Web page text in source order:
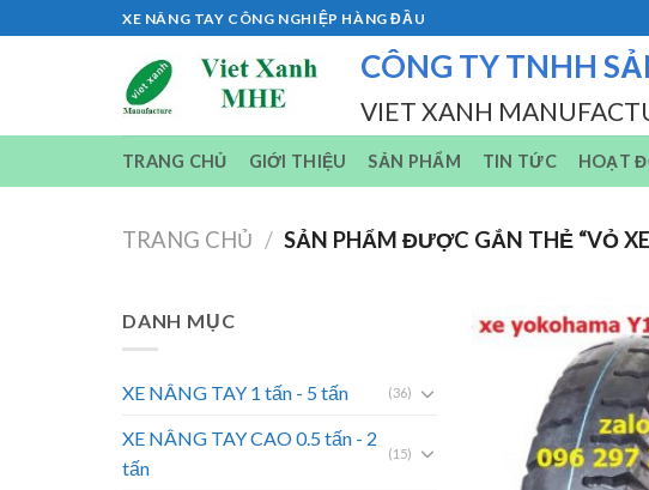
to
XE NÂNG TAY CÔNG NGHIỆP HÀNG ĐẦU
CÔNG TY TNHH
VIET XANH
TRANG CHỦ GIỚI THIỆU SẢN PHẨM TIN TỨC HOẠT
TRANG CHỦ / SẢN PHẨM ĐƯỢC GẮN THẺ “VỎ
DANH MỤC
XE NÂNG TAY 1 tấn - 5 tấn (36)
XE NÂNG TAY CAO 0.5 tấn - 2
tấn
(15)